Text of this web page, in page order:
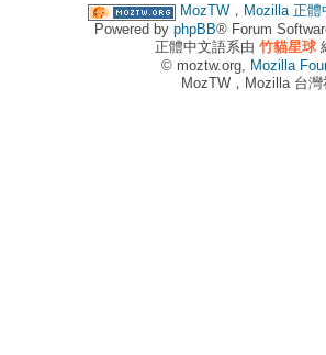
MozTW，Mozilla 正體
Powered by phpBB® Forum
正體中文語系由 竹貓星球
© moztw.org, Mozilla
MozTW，Mozilla 台灣